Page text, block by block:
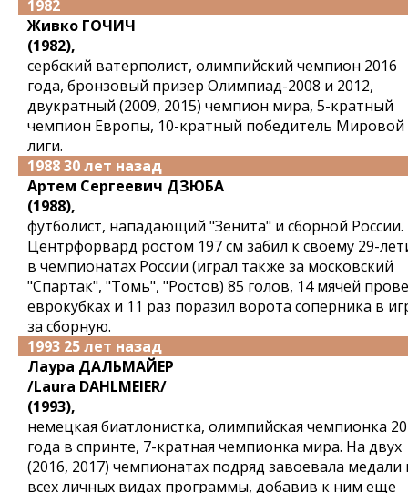
1982
Живко ГОЧИЧ
(1982),
сербский ватерполист, олимпийский чемпион 2016
года, бронзовый призер Олимпиад-2008 и 2012,
двукратный (2009, 2015) чемпион мира, 5-кратный
чемпион Европы, 10-кратный победитель Мировой
лиги.
1988 30 лет назад
Артем Сергеевич ДЗЮБА
(1988),
футболист, нападающий "Зенита" и сборной России.
Центрфорвард ростом 197 см забил к своему 29-
в чемпионатах России (играл также за московский
"Спартак", "Томь", "Ростов) 85 голов, 14 мячей
еврокубках и 11 раз поразил ворота соперника в
за сборную.
1993 25 лет назад
Лаура ДАЛЬМАЙЕР
/Laura DAHLMEIER/
(1993),
немецкая биатлонистка, олимпийская чемпионка
года в спринте, 7-кратная чемпионка мира. На двух
(2016, 2017) чемпионатах подряд завоевала медали
всех личных видах программы, добавив к ним еще